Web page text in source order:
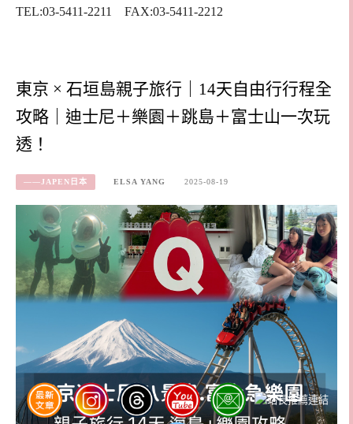
TEL:03-5411-2211 FAX:03-5411-2212
東京 × 石垣島親子旅行｜14天自由行行程全
攻略｜迪士尼＋樂園＋跳島＋富士山一次玩
透！
——JAPEN日本 ELSA YANG 2025-08-19